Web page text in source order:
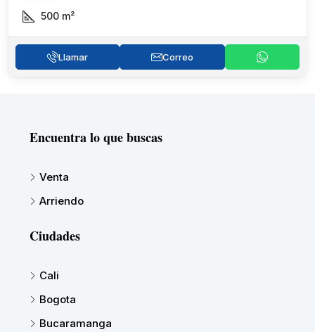
500 m²
Llamar Correo
Encuentra lo que buscas
Venta
Arriendo
Ciudades
Cali
Bogota
Bucaramanga